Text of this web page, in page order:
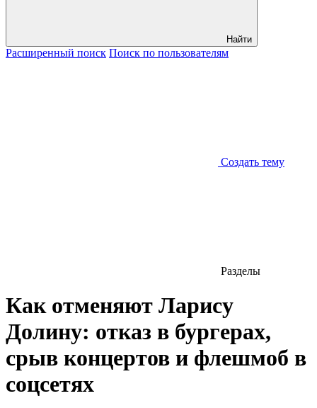
Найти
Расширенный поиск Поиск по пользователям
Создать тему
Разделы
Как отменяют Ларису
Долину: отказ в бургерах,
срыв концертов и флешмоб в
соцсетях